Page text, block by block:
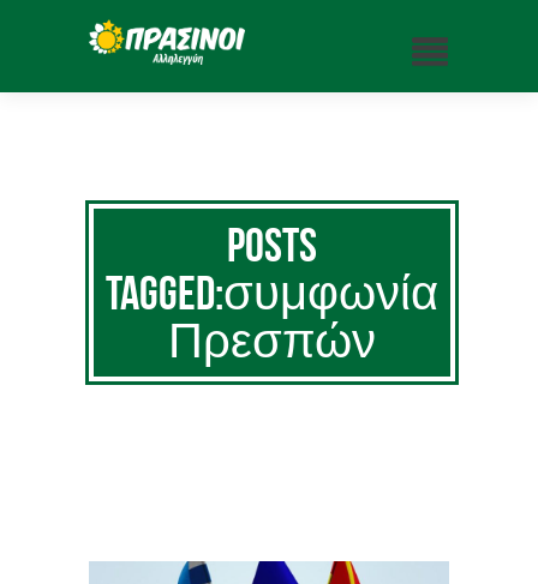
Posts
Tagged:συμφωνία
Πρεσπών